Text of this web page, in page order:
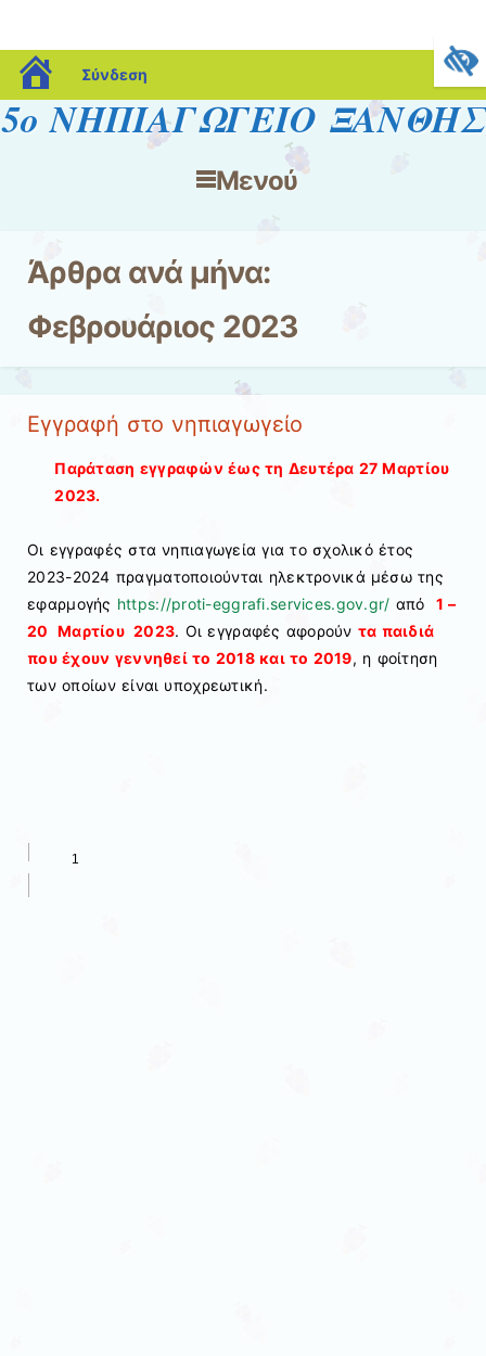
blogs.sch.gr
Σύνδεση
5ο ΝΗΠΙΑΓΩΓΕΙΟ ΞΑΝΘΗΣ
Μενού
Άρθρα ανά μήνα:
Φεβρουάριος 2023
Εγγραφή στο νηπιαγωγείο
Παράταση εγγραφών έως τη Δευτέρα 27 Μαρτίου
2023.
Οι εγγραφές στα νηπιαγωγεία για το σχολικό έτος
2023-2024 πραγματοποιούνται ηλεκτρονικά μέσω της
εφαρμογής https://proti-eggrafi.services.gov.gr/ από 1 –
20 Μαρτίου 2023. Οι εγγραφές αφορούν τα παιδιά
που έχουν γεννηθεί το 2018 και το 2019, η φοίτηση
των οποίων είναι υποχρεωτική.